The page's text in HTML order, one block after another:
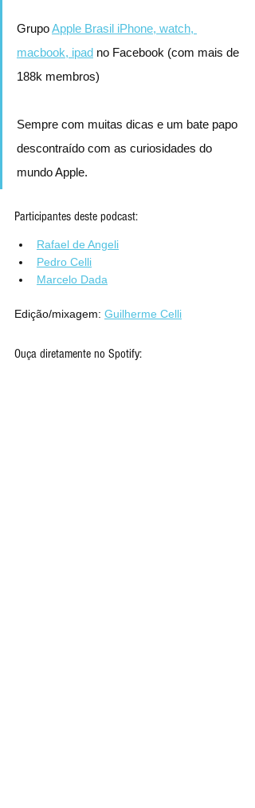
Grupo Apple Brasil iPhone, watch,
macbook, ipad no Facebook (com mais de
188k membros)
Sempre com muitas dicas e um bate papo
descontraído com as curiosidades do
mundo Apple.
Participantes deste podcast:
Rafael de Angeli
Pedro Celli
Marcelo Dada
Edição/mixagem: Guilherme Celli
Ouça diretamente no Spotify: